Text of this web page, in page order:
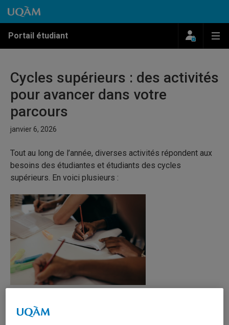
Passer au contenu
Accéder au menu principal
Accéder à la recherche
Passer au contenu
Accéder au menu principal
Portail étudiant Menu
Cycles supérieurs : des activités
pour avancer dans votre
parcours
janvier 6, 2026
Tout au long de l’année, diverses activités répondent aux
besoins des étudiantes et étudiants des cycles
supérieurs. En voici plusieurs :
Rédaction collective inspirée de